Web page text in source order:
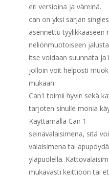
eri versioina ja väreinä.
can on yksi sarjan
asennettu tyylikkääseen
neliönmuotoiseen
itse voidaan suunnata
jolloin voit helposti
mukaan.
Can1 toimii hyvin sekä
tarjoten sinulle monia
Käyttämällä Can 1
seinävalaisimena, sitä
valaisimena tai
yläpuolella.
mukavasti keittiöön tai